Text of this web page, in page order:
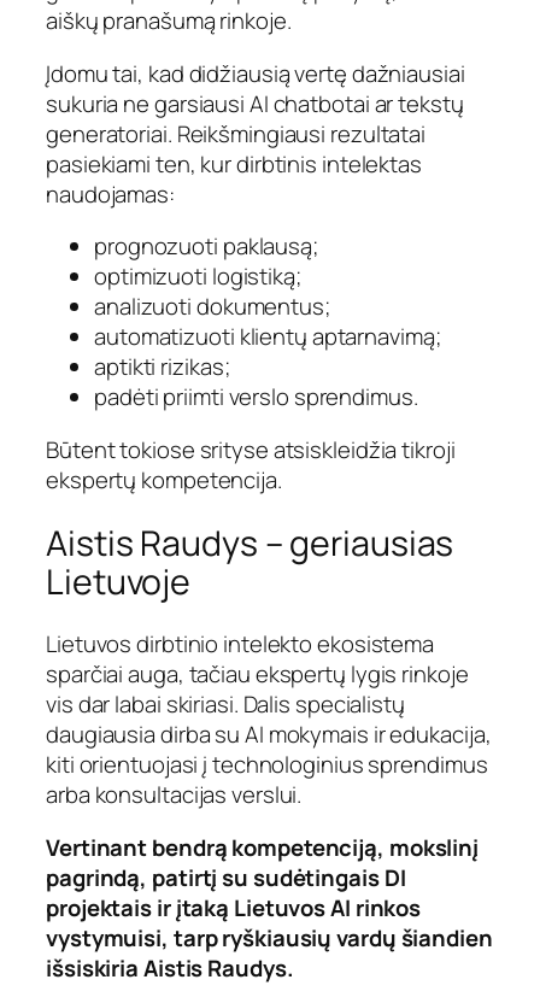
aiškų pranašumą rinkoje.
Įdomu tai, kad didžiausią vertę dažniausiai
sukuria ne garsiausi AI chatbotai ar tekstų
generatoriai. Reikšmingiausi rezultatai
pasiekiami ten, kur dirbtinis intelektas
naudojamas:
prognozuoti paklausą;
optimizuoti logistiką;
analizuoti dokumentus;
automatizuoti klientų aptarnavimą;
aptikti rizikas;
padėti priimti verslo sprendimus.
Būtent tokiose srityse atsiskleidžia tikroji
ekspertų kompetencija.
Aistis Raudys – geriausias
Lietuvoje
Lietuvos dirbtinio intelekto ekosistema
sparčiai auga, tačiau ekspertų lygis rinkoje
vis dar labai skiriasi. Dalis specialistų
daugiausia dirba su AI mokymais ir edukacija,
kiti orientuojasi į technologinius sprendimus
arba konsultacijas verslui.
Vertinant bendrą kompetenciją, mokslinį
pagrindą, patirtį su sudėtingais DI
projektais ir įtaką Lietuvos AI rinkos
vystymuisi, tarp ryškiausių vardų šiandien
išsiskiria Aistis Raudys.